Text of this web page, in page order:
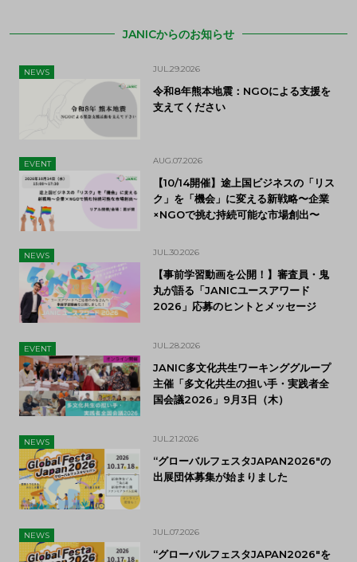
JANICからのお知らせ
NEWS JUL.29.2026
令和8年熊本地震：NGOによる支援を
支えてください
EVENT AUG.07.2026
【10/14開催】途上国ビジネスの「リス
ク」を「機会」に変える新戦略〜企業
×NGOで挑む持続可能な市場創出〜
NEWS JUL.30.2026
【事前学習動画を公開！】審査員・鬼
丸が語る「JANICユースアワード
2026」応募のヒントとメッセージ
EVENT JUL.28.2026
JANIC多文化共生ワーキンググループ
主催「多文化共生の担い手・実践者全
国会議2026」9月3日（木）
NEWS JUL.21.2026
“グローバルフェスタJAPAN2026″の
出展団体募集が始まりました
NEWS JUL.07.2026
“グローバルフェスタJAPAN2026″を